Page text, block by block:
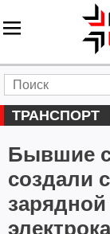
ТРАНСПОРТ
Бывшие
создали